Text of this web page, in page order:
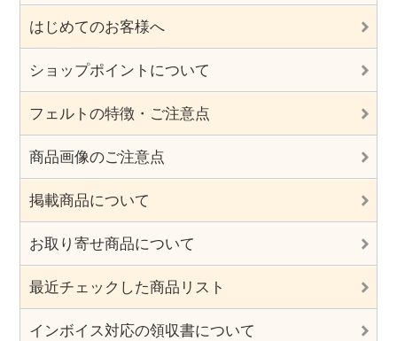
はじめてのお客様へ
ショップポイントについて
フェルトの特徴・ご注意点
商品画像のご注意点
掲載商品について
お取り寄せ商品について
最近チェックした商品リスト
インボイス対応の領収書について